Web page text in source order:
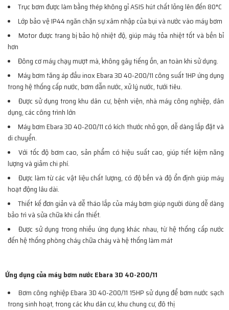
Trục bơm được làm bằng thép không gỉ ASIS hút chất lỏng lên đến 80°C
Lớp bảo vệ IP44 ngăn chặn sự xâm nhập của bụi và nước vào máy bơm
Motor được trang bị bảo hộ nhiệt độ, giúp máy tỏa nhiệt tốt và bền bỉ
hơn
Đông cơ máy chạy mượt mà, không gây tiếng ồn, an toàn khi sử dụng.
Máy bơm tăng áp đầu inox Ebara 3D 40-200/11 công suất 1HP ứng dụng
trong hệ thống cấp nước, bơm dẫn nước, xử lý nước, tưới tiêu.
Được sử dụng trong khu dân cư, bệnh viện, nhà máy công nghiệp, dân
dụng, các công trình lớn
Máy bơm Ebara 3D 40-200/11 có kích thước nhỏ gọn, dễ dàng lắp đặt và
di chuyển.
Với tốc độ bơm cao, sản phẩm có hiệu suất cao, giúp tiết kiệm năng
lượng và giảm chi phí.
Được làm từ các vật liệu chất lượng, có độ bền và độ ổn định giúp máy
hoạt động lâu dài.
Thiết kế đơn giản và dễ tháo lắp của máy bơm giúp người dùng dễ dàng
bảo trì và sửa chữa khi cần thiết.
Được sử dụng trong nhiều ứng dụng khác nhau, từ hệ thống cấp nước
đến hệ thống phòng cháy chữa cháy và hệ thống làm mát
Ứng dụng của máy bơm nước Ebara 3D 40-200/11
Bơm công nghiệp Ebara 3D 40-200/11 15HP sử dụng để bơm nước sạch
trong sinh hoạt, trong các khu dân cư, khu chung cư, đô thị